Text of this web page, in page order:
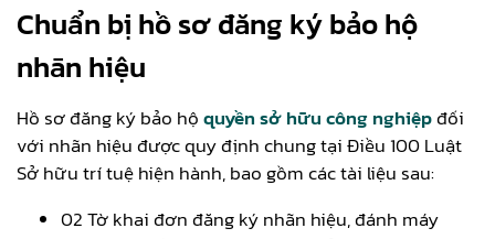
Chuẩn bị hồ sơ đăng ký bảo hộ
nhãn hiệu
Hồ sơ đăng ký bảo hộquyền sở hữu công nghiệpđối
với nhãn hiệu được quy định chung tại Điều 100 Luật
Sở hữu trí tuệ hiện hành, bao gồm các tài liệu sau:
02 Tờ khai đơn đăng ký nhãn hiệu, đánh máy